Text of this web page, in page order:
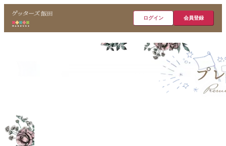
ログイン 会員登録